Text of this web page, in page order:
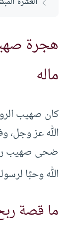
هجرة
ماله
كان صهيب
الله عز
ضحى صهيب
الله وحبًا
ما قصة